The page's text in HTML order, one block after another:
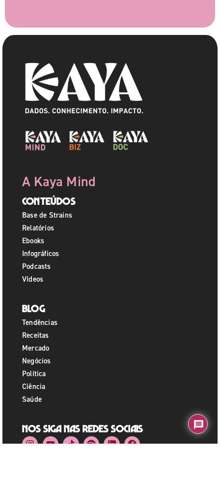
A Kaya Mind
Conteúdos
Base de Strains
Relatórios
Ebooks
Infográficos
Podcasts
Vídeos
Blog
Tendências
Receitas
Mercado
Negócios
Política
Ciência
Saúde
Nos siga nas redes sociais